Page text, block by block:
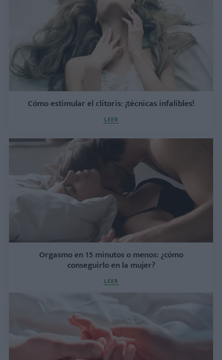
Cómo estimular el clítoris: ¡técnicas infalibles!
LEER
Orgasmo en 15 minutos o menos: ¿cómo
conseguirlo en la mujer?
LEER